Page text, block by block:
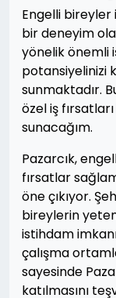
Engelli bireyler
bir deneyim
yönelik önemli
potansiyelinizi
sunmaktadır.
özel iş
sunacağım.
Pazarcık,
fırsatlar
öne çıkıyor.
bireylerin
istihdam
çalışma
sayesinde
katılmasını